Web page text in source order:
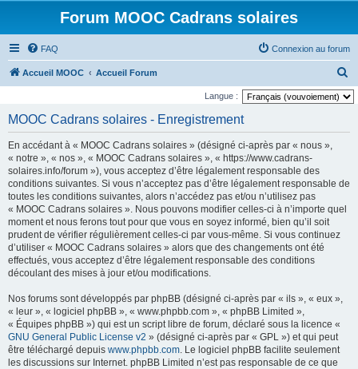
Forum MOOC Cadrans solaires
FAQ Connexion au forum
Accueil MOOC Accueil Forum
e
Langue :
MOOC Cadrans solaires - Enregistrement
En accédant à « MOOC Cadrans solaires » (désigné ci-après par « nous »,
« notre », « nos », « MOOC Cadrans solaires », « https://www.cadrans-
solaires.info/forum »), vous acceptez d’être légalement responsable des
conditions suivantes. Si vous n’acceptez pas d’être légalement responsable de
toutes les conditions suivantes, alors n’accédez pas et/ou n’utilisez pas
« MOOC Cadrans solaires ». Nous pouvons modifier celles-ci à n’importe quel
moment et nous ferons tout pour que vous en soyez informé, bien qu’il soit
prudent de vérifier régulièrement celles-ci par vous-même. Si vous continuez
d’utiliser « MOOC Cadrans solaires » alors que des changements ont été
effectués, vous acceptez d’être légalement responsable des conditions
découlant des mises à jour et/ou modifications.
Nos forums sont développés par phpBB (désigné ci-après par « ils », « eux »,
« leur », « logiciel phpBB », « www.phpbb.com », « phpBB Limited »,
« Équipes phpBB ») qui est un script libre de forum, déclaré sous la licence «
GNU General Public License v2 » (désigné ci-après par « GPL ») et qui peut
être téléchargé depuis www.phpbb.com. Le logiciel phpBB facilite seulement
les discussions sur Internet. phpBB Limited n’est pas responsable de ce que